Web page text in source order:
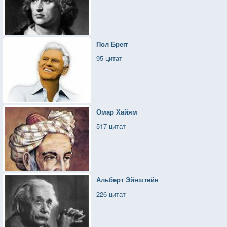
Пол Брегг
95 цитат
Омар Хайям
517 цитат
Альберт Эйнштейн
226 цитат